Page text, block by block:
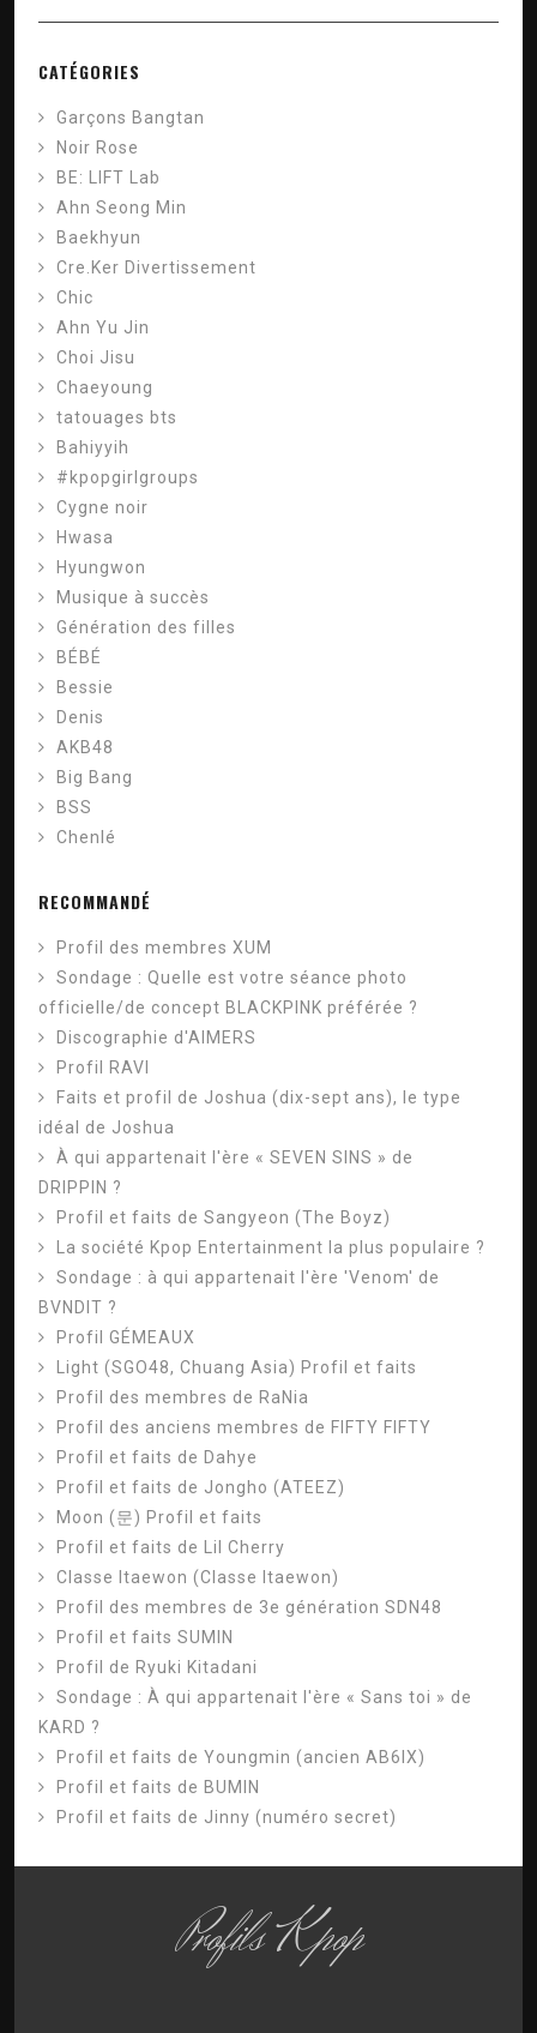
CATÉGORIES
Garçons Bangtan
Noir Rose
BE: LIFT Lab
Ahn Seong Min
Baekhyun
Cre.Ker Divertissement
Chic
Ahn Yu Jin
Choi Jisu
Chaeyoung
tatouages ​​bts
Bahiyyih
#kpopgirlgroups
Cygne noir
Hwasa
Hyungwon
Musique à succès
Génération des filles
BÉBÉ
Bessie
Denis
AKB48
Big Bang
BSS
Chenlé
RECOMMANDÉ
Profil des membres XUM
Sondage : Quelle est votre séance photo
officielle/de concept BLACKPINK préférée ?
Discographie d'AIMERS
Profil RAVI
Faits et profil de Joshua (dix-sept ans), le type
idéal de Joshua
À qui appartenait l'ère « SEVEN SINS » de
DRIPPIN ?
Profil et faits de Sangyeon (The Boyz)
La société Kpop Entertainment la plus populaire ?
Sondage : à qui appartenait l'ère 'Venom' de
BVNDIT ?
Profil GÉMEAUX
Light (SGO48, Chuang Asia) Profil et faits
Profil des membres de RaNia
Profil des anciens membres de FIFTY FIFTY
Profil et faits de Dahye
Profil et faits de Jongho (ATEEZ)
Moon (문) Profil et faits
Profil et faits de Lil Cherry
Classe Itaewon (Classe Itaewon)
Profil des membres de 3e génération SDN48
Profil et faits SUMIN
Profil de Ryuki Kitadani
Sondage : À qui appartenait l'ère « Sans toi » de
KARD ?
Profil et faits de Youngmin (ancien AB6IX)
Profil et faits de BUMIN
Profil et faits de Jinny (numéro secret)
Profils Kpop